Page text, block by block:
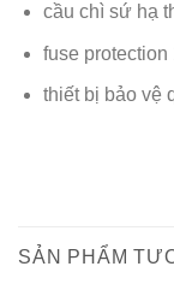
cầu chì sứ hạ
fuse protection
thiết bị bảo vệ
SẢN PHẨM